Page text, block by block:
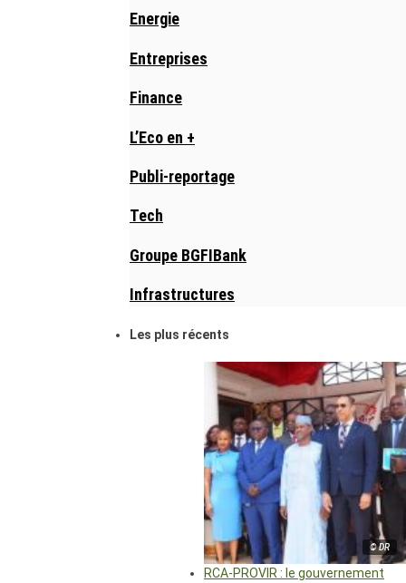
Energie
Entreprises
Finance
L’Eco en +
Publi-reportage
Tech
Groupe BGFIBank
Infrastructures
Les plus récents
© DR
RCA-PROVIR : le gouvernement